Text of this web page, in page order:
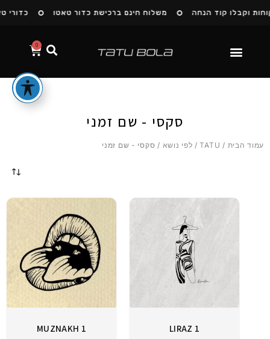
משלוח חינם ברכישת כדור טאטו כדורי וקבלו קוד הנחה
0
סקסי - שם זמני
עמוד הבית /
TATU
/ לפי נושא / סקסי - שם זמני
LIRAZ 1
MUZNAKH 1